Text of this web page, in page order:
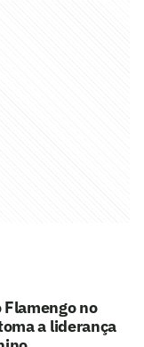
no
a liderança